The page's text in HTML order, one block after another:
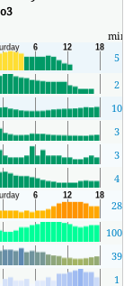
o3
min
5
2
10
3
3
4
28
1003
39
1